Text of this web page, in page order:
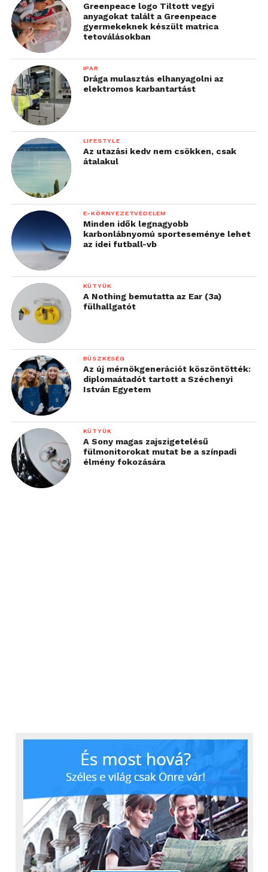
Greenpeace logo Tiltott vegyi
anyagokat talált a Greenpeace
gyermekeknek készült matrica
tetoválásokban
IPAR
Drága mulasztás elhanyagolni az
elektromos karbantartást
LIFESTYLE
Az utazási kedv nem csökken, csak
átalakul
E-KÖRNYEZETVÉDELEM
Minden idők legnagyobb
karbonlábnyomú sporteseménye lehet
az idei futball-vb
KÜTYÜK
A Nothing bemutatta az Ear (3a)
fülhallgatót
BÜSZKESÉG
Az új mérnökgenerációt köszöntötték:
diplomaátadót tartott a Széchenyi
István Egyetem
KÜTYÜK
A Sony magas zajszigetelésű
fülmonitorokat mutat be a színpadi
élmény fokozására